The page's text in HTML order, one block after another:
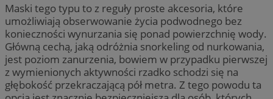
Maski tego typu to z reguły proste akcesoria, które
umożliwiają obserwowanie życia podwodnego bez
konieczności wynurzania się ponad powierzchnię wody.
Główną cechą, jaką odróżnia snorkeling od nurkowania,
jest poziom zanurzenia, bowiem w przypadku pierwszej
z wymienionych aktywności rzadko schodzi się na
głębokość przekraczającą pół metra. Z tego powodu ta